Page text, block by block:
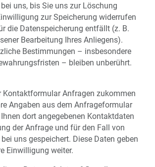
uns, bis Sie uns zur Löschung
zur Speicherung widerrufen
die Datenspeicherung entfällt (z. B.
Bearbeitung Ihres Anliegens).
Bestimmungen – insbesondere
– bleiben unberührt.
Kontaktformular Anfragen zukommen
Angaben aus dem Anfrageformular
dort angegebenen Kontaktdaten
der Anfrage und für den Fall von
uns gespeichert. Diese Daten geben
Einwilligung weiter.